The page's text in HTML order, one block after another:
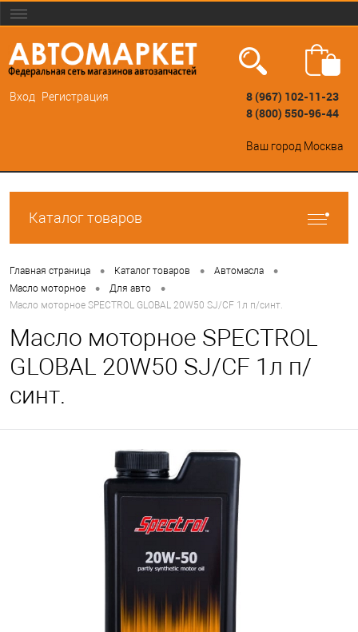
Вход Регистрация
8 (967) 102-11-23
8 (800) 550-96-44
Ваш город Москва
Каталог товаров
Главная страница • Каталог товаров • Автомасла •
Масло моторное • Для авто •
Масло моторное SPECTROL GLOBAL 20W50 SJ/CF 1л п/синт.
Масло моторное SPECTROL
GLOBAL 20W50 SJ/CF 1л п/
синт.